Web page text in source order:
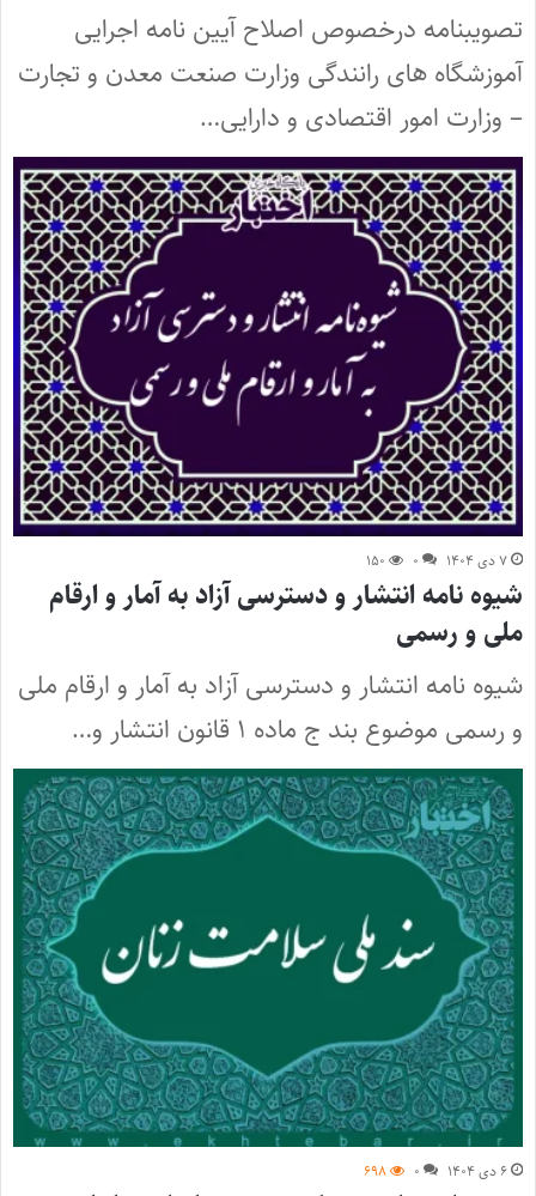
تصویبنامه درخصوص اصلاح آیین نامه اجرایی
آموزشگاه های رانندگی وزارت صنعت معدن و تجارت
– وزارت امور اقتصادی و دارایی…
۷ دی ۱۴۰۴ ۰ ۱۵۰
شیوه نامه انتشار و دسترسی آزاد به آمار و ارقام
ملی و رسمی
شیوه نامه انتشار و دسترسی آزاد به آمار و ارقام ملی
و رسمی موضوع بند ج ماده ۱ قانون انتشار و…
۶ دی ۱۴۰۴ ۰ ۶۹۸